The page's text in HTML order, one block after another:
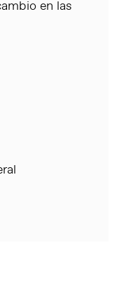
en las